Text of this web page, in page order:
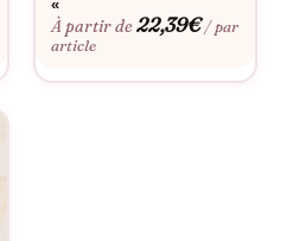
un vêtement, c’est une
tangible qui renforce les
ensemble, voyager ou
soirée relaxante, ce t-shirt
passés ensemble seront
Grâce à son design
il convient parfaitement à
«
À partir de22,39€ / par
article